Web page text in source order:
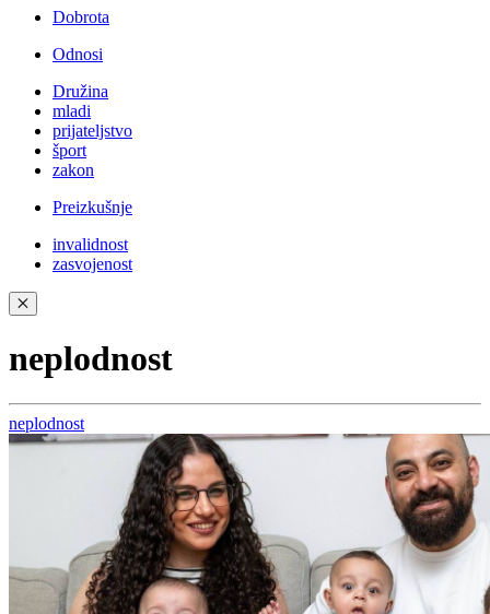
Dobrota
Odnosi
Družina
mladi
prijateljstvo
šport
zakon
Preizkušnje
invalidnost
zasvojenost
✕
neplodnost
neplodnost